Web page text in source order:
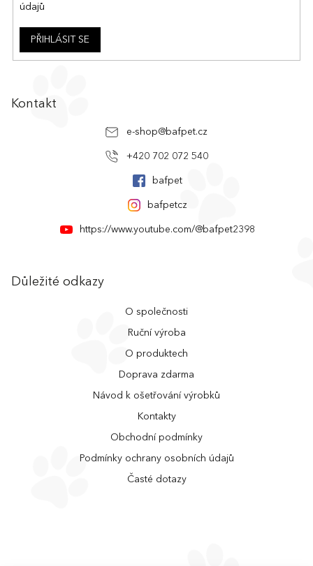
i
údajů
PŘIHLÁSIT SE
Kontakt
e-shop@bafpet.cz
+420 702 072 540
bafpet
bafpetcz
https://www.youtube.com/@bafpet2398
Důležité odkazy
O společnosti
Ruční výroba
O produktech
Doprava zdarma
Návod k ošetřování výrobků
Kontakty
Obchodní podmínky
Podmínky ochrany osobních údajů
Časté dotazy